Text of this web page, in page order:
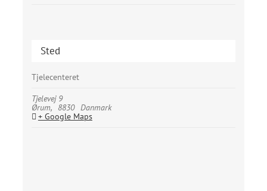
Sted
Tjelecenteret
Tjelevej 9
Ørum, 8830 Danmark
+ Google Maps